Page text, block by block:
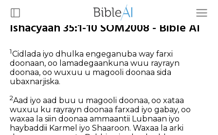
Ishacyaah 35:1-10 SOM2008 - Bible AI
1Cidlada iyo dhulka engeganuba way farxi
doonaan, oo lamadegaankuna wuu rayrayn
doonaa, oo wuxuu u magooli doonaa sida
ubaxnarjiska.
2Aad iyo aad buu u magooli doonaa, oo xataa
wuxuu ku rayrayn doonaa farxad iyo gabay, oo
waxaa la siin doonaa ammaantii Lubnaan iyo
haybaddii Karmel iyo Shaaroon. Waxaa la arki